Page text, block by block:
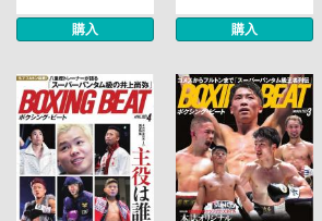
購入 購入